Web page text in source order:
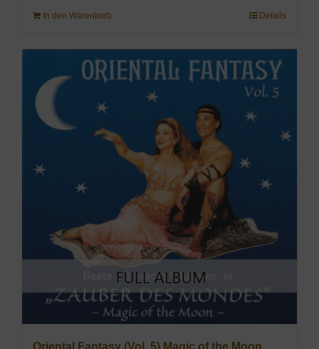
In den Warenkorb Details
Oriental Fantasy (Vol. 5) Magic of the Moon